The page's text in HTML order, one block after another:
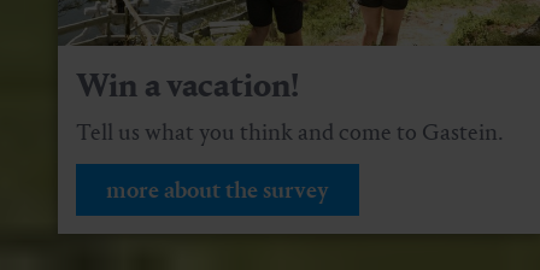
Win a vacation!
Tell us what you think and come to Gastein.
more about the survey